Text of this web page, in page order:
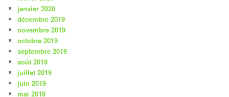
janvier 2020
décembre 2019
novembre 2019
octobre 2019
septembre 2019
août 2019
juillet 2019
juin 2019
mai 2019